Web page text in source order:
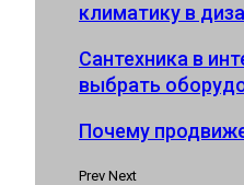
климатику в
Сантехника в
выбрать
Почему
Prev Next